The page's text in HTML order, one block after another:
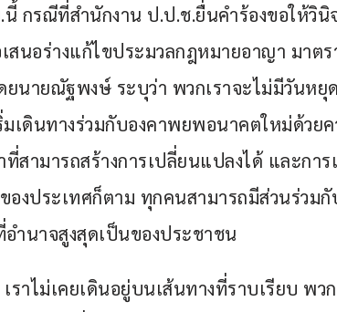
นี้ กรณีที่สำนักงาน ป.ป.ช.ยื่นคำร้องขอให้วิ
สนอร่างแก้ไขประมวลกฎหมายอาญา มาตร
ยนายณัฐพงษ์ ระบุว่า พวกเราจะไม่มีวันห
เดินทางร่วมกับองคาพยพอนาคตใหม่ด้วย
ที่สามารถสร้างการเปลี่ยนแปลงได้ และการ
งประเทศก็ตาม ทุกคนสามารถมีส่วนร่วม
ำนาจสูงสุดเป็นของประชาชน
ราไม่เคยเดินอยู่บนเส้นทางที่ราบเรียบ พว